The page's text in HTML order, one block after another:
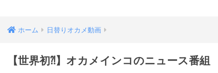
ホーム 日替りオカメ動画
【世界初⁈】オカメインコのニュース番組